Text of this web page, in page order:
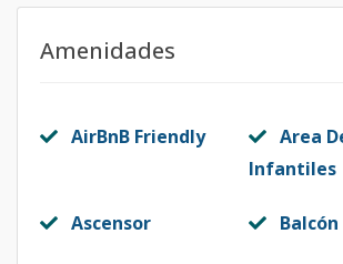
Amenidades
AirBnB Friendly
Area
Infantiles
Ascensor